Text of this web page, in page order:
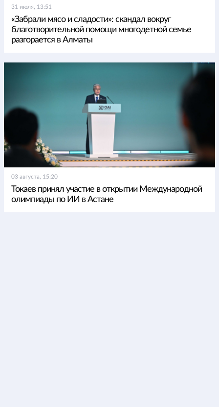
31 июля, 13:51
«Забрали мясо и сладости»: скандал вокруг
благотворительной помощи многодетной семье
разгорается в Алматы
03 августа, 15:20
Токаев принял участие в открытии Международной
олимпиады по ИИ в Астане